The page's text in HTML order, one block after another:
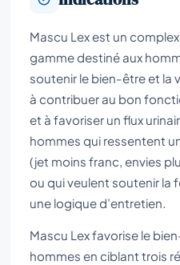
Mascu Lex est un
gamme destiné aux
soutenir le bien-être et la
à contribuer au bon
et à favoriser un flux
hommes qui ressentent
(jet moins franc, envies
ou qui veulent soutenir
une logique d’entretien.
Mascu Lex favorise le
hommes en ciblant trois